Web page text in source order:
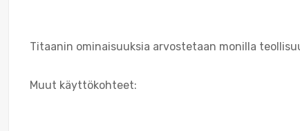
Titaanin ominaisuuksia arvostetaan monilla
Muut käyttökohteet: